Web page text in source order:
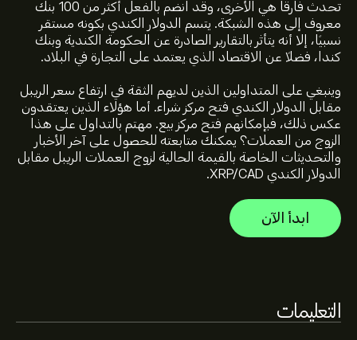
تحدث فارقًا هي الأخرى، وقد انضم بالفعل أكثر من 100 بنك
معروف إلى هذه الشبكة. يتسم الدولار الكندي بكونه مستقر
نسبيًا، إلا أنه يتأثر بالتقارير الصادرة عن الحكومة الكندية وبنك
كندا، فضلاً عن الاقتصاد الذي يعتمد على التجارة في البلاد.
وينبغي على المتداولين الذين لديهم الثقة في ارتفاع سعر الريبل
مقابل الدولار الكندي فتح مركز شراء. أما هؤلاء الذين يعتقدون
عكس ذلك، فبإمكانهم فتح مركز بيع. مهتم بالتداول على هذا
الزوج من العملات؟ يمكنك متابعته للحصول على آخر الأخبار
والتحديثات الخاصة بالقيمة الحالية لزوج العملات الريبل مقابل
الدولار الكندي XRP/CAD.
ابدأ الآن
التعليمات
السعر الحالي لـ XRPCAD هو 1.4272‎C$‎ دولار
القيمة السوقية لـ Ripple/ Canadian Dollar هي (العربية:
البيانات غير متوفرة حالياً) دولار
أعلى سعر على الإطلاق لـ Ripple/ Canadian Dollar هو
5.0343‎C$‎ دولار
يُقدّر بـ (العربية: البيانات غير متوفرة حالياً)
خلال السنة الماضية.
لشراء XRPCAD، الرجاء زيارة صفحة "Ripple/ Canadian Dollar